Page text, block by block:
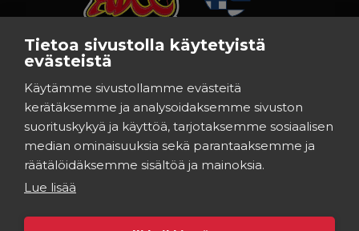
Tietoa sivustolla käytetyistä
evästeistä
Käytämme sivustollamme evästeitä
kerätäksemme ja analysoidaksemme sivuston
suorituskykyä ja käyttöä, tarjotaksemme sosiaalisen
median ominaisuuksia sekä parantaaksemme ja
räätälöidäksemme sisältöä ja mainoksia.
Lue lisää